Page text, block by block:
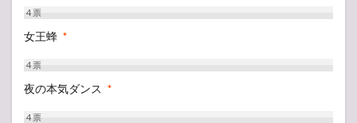
4票
女王蜂 *
4票
夜の本気ダンス *
4票